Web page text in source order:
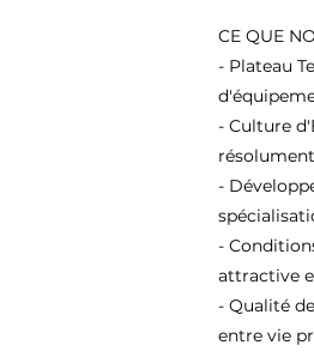
CE QUE
- Plateau
- Culture
-
-
attractive
- Qualité
entre vie